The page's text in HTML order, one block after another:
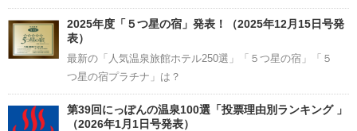
2025年度「５つ星の宿」発表！（2025年12月15日号発
表）
最新の「人気温泉旅館ホテル250選」「５つ星の宿」「５
つ星の宿プラチナ」は？
第39回にっぽんの温泉100選「投票理由別ランキング 」
（2026年1月1日号発表）